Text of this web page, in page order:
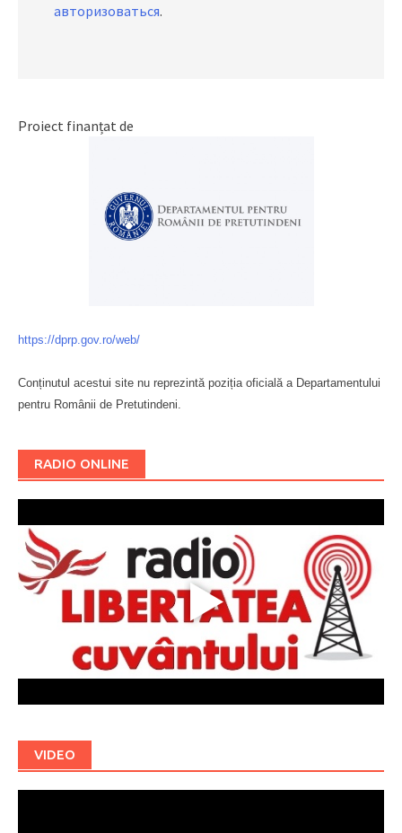
авторизоваться.
Proiect finanțat de
https://dprp.gov.ro/web/
Conținutul acestui site nu reprezintă poziția oficială a Departamentului
pentru Românii de Pretutindeni.
RADIO ONLINE
VIDEO